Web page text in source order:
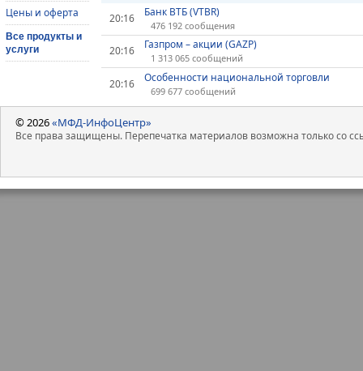
Цены и оферта
Все продукты и
услуги
20:16
Банк ВТБ (VTBR)
476 192 сообщения
20:16 Газпром – акции (GAZP)
1 313 065 сообщений
20:16 Особенности национальной торговли
699 677 сообщений
© 2026«МФД-ИнфоЦентр»
Все права защищены. Перепечатка материалов возможна только со